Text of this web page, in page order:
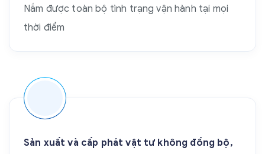
Nắm được toàn bộ tình trạng vận hành tại mọi
thời điểm
Sản xuất và cấp phát vật tư không đồng bộ,